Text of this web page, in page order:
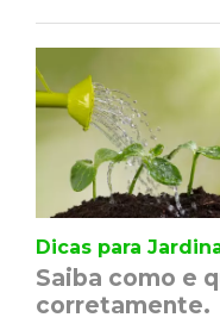
Dicas para
Saiba como e
corretamente.